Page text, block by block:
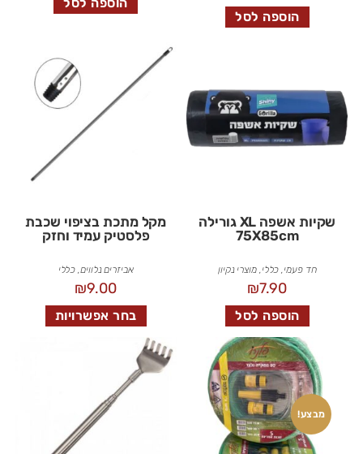
הוספה לסל
שקיות אשפה XL גורילה
75X85cm
חד פעמי, כללי,מוצרי נקיון
₪7.90
הוספה לסל
מקל מתכת בציפוי שכבת
פלסטיק עמיד וחזק
אביזרים נלווים, כללי
₪9.00
בחר אפשרויות
מבצע!